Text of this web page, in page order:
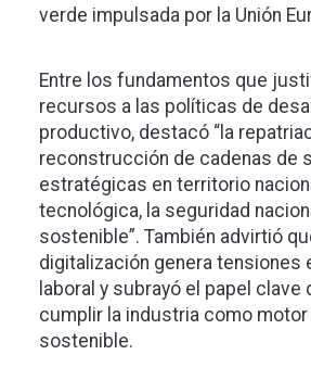
verde impulsada por la Unión
Entre los fundamentos que
recursos a las políticas de
productivo, destacó “la
reconstrucción de cadenas de
estratégicas en territorio
tecnológica, la seguridad
sostenible”. También advirtió
digitalización genera tensiones
laboral y subrayó el papel clave
cumplir la industria como
sostenible.